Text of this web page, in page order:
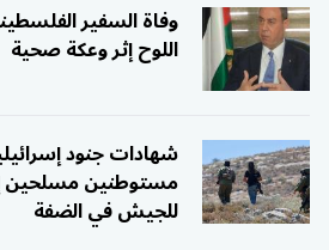
وفاة السفير
اللوح إثر وعكة صحية
شهادات جنود
مستوطنين مسلحين
للجيش في الضفة